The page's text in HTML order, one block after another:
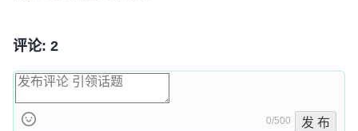
评论: 2
0/500 发 布